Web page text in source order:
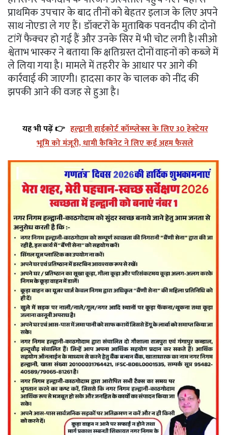
प्राथमिक उपचार के बाद तीनों को बेहतर इलाज के लिए अपने
साथ नोएडा ले गए हैं। डॉक्टरों के मुताबिक पवनदीप की दोनों
टांगें फैक्चर हो गई हैं और उनके सिर में भी चोट लगी है।सीओ
श्वेताभ भास्कर ने बताया कि क्षतिग्रस्त दोनों वाहनों को कब्जे में
ले लिया गया है। मामले में तहरीर के आधार पर आगे की
कार्रवाई की जाएगी। हादसा कार के चालक को नींद की
झपकी आने की वजह से हुआ है।
यह भी पढ़ें 👉 हल्द्वानी हाईकोर्ट कॉम्प्लेक्स के लिए 30 हेक्टेयर
भूमि को मंजूरी, धामी कैबिनेट ने लिए कई अहम फैसले